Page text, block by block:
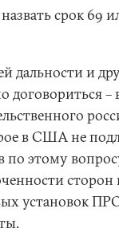
срок 69
дальности и
–
в США не
по этому
сторон
установок